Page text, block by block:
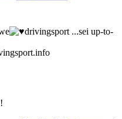
drivingsport ...sei up-to-